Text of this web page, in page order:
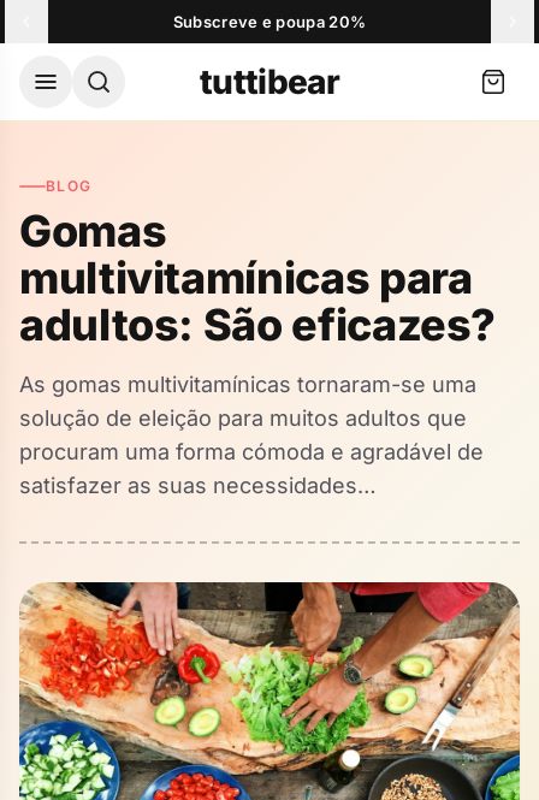
Subscreve e poupa 20%
tuttibear
BLOG
Gomas
multivitamínicas para
adultos: São eficazes?
As gomas multivitamínicas tornaram-se uma
solução de eleição para muitos adultos que
procuram uma forma cómoda e agradável de
satisfazer as suas necessidades…
O seu carrinho
Envio gratuito a partir de 39,00 €
Ver mais vendidos
Gomas de Creatina
Favorito da comunidade
36,90 €
Escolher opções